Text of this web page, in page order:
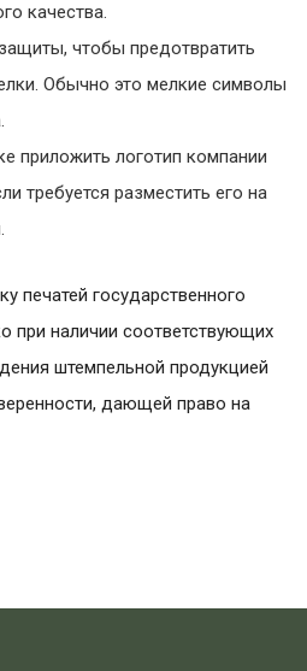
качества.
чтобы предотвратить
Обычно это мелкие символы
приложить логотип компании
требуется разместить его на
печатей государственного
при наличии соответствующих
штемпельной продукцией
дающей право на